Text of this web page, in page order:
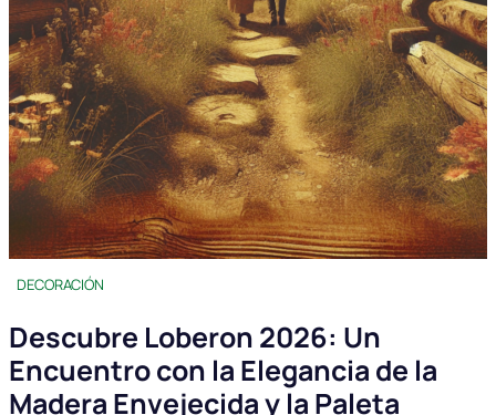
DECORACIÓN
Descubre Loberon 2026: Un
Encuentro con la Elegancia de la
Madera Envejecida y la Paleta